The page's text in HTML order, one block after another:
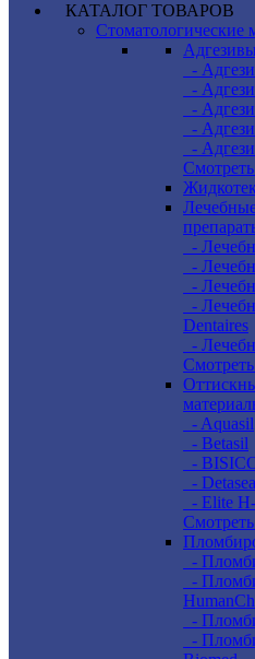
КАТАЛОГ ТОВАРОВ
Стоматологические
-
-
-
-
-
-
-
-
-
Dentaires
-
- Aquasil
- Betasil
-
-
- Elite
-
-
-
-